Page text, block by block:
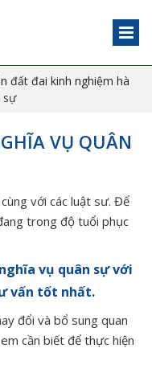
đất đai kinh nghiệm hà
sự
VỤ QUÂN
với các luật sư. Để
trong độ tuổi phục
vụ quân sự với
vấn tốt nhất.
đổi và bổ sung quan
cần biết để thực hiện